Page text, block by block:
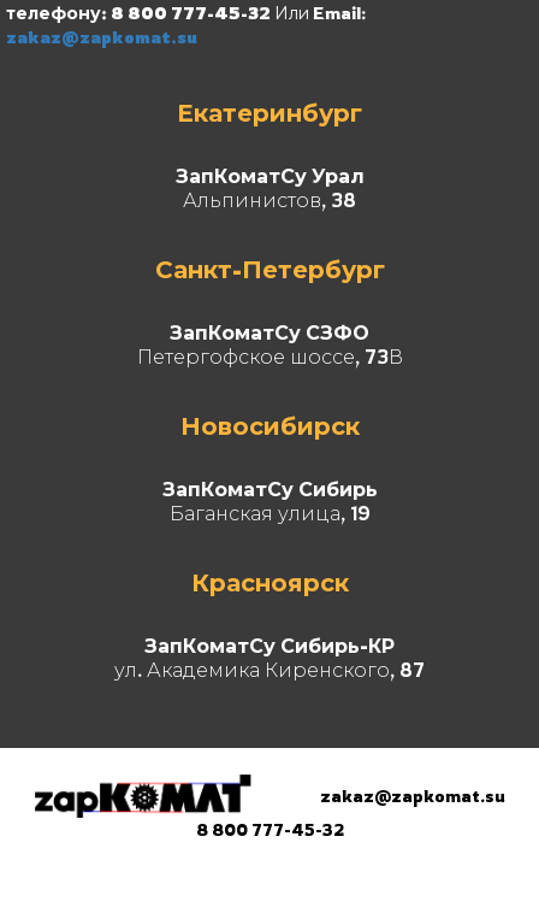
телефону: 8 800 777-45-32 Или Email:
zakaz@zapkomat.su
Екатеринбург
ЗапКоматСу Урал
Альпинистов, 38
Санкт-Петербург
ЗапКоматСу СЗФО
Петергофское шоссе, 73В
Новосибирск
ЗапКоматСу Сибирь
Баганская улица, 19
Красноярск
ЗапКоматСу Сибирь-КР
ул. Академика Киренского, 87
zakaz@zapkomat.su
8 800 777-45-32